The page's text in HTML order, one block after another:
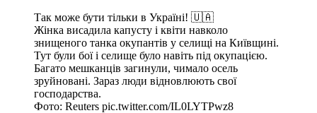
Так може бути тільки в Україні! 🇺🇦
Жінка висадила капусту і квіти навколо
знищеного танка окупантів у селищі на Київщині.
Тут були бої і селище було навіть під окупацією.
Багато мешканців загинули, чимало осель
зруйновані. Зараз люди відновлюють свої
господарства.
Фото: Reuters pic.twitter.com/IL0LYTPwz8